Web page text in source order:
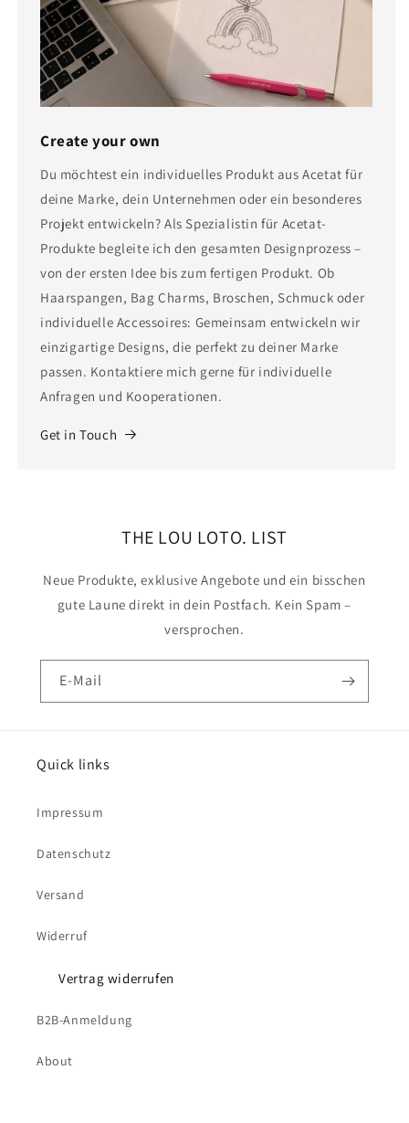
Create your own
Du möchtest ein individuelles Produkt aus Acetat für
deine Marke, dein Unternehmen oder ein besonderes
Projekt entwickeln? Als Spezialistin für Acetat-
Produkte begleite ich den gesamten Designprozess –
von der ersten Idee bis zum fertigen Produkt. Ob
Haarspangen, Bag Charms, Broschen, Schmuck oder
individuelle Accessoires: Gemeinsam entwickeln wir
einzigartige Designs, die perfekt zu deiner Marke
passen. Kontaktiere mich gerne für individuelle
Anfragen und Kooperationen.
Get in Touch
THE LOU LOTO. LIST
Neue Produkte, exklusive Angebote und ein bisschen
gute Laune direkt in dein Postfach. Kein Spam –
versprochen.
E-Mail
Quick links
Impressum
Datenschutz
Versand
Widerruf
Vertrag widerrufen
B2B-Anmeldung
About